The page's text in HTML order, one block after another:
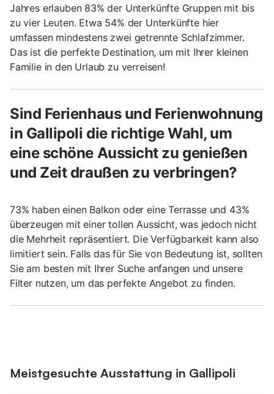
Jahres erlauben 83% der Unterkünfte Gruppen mit bis
zu vier Leuten. Etwa 54% der Unterkünfte hier
umfassen mindestens zwei getrennte Schlafzimmer.
Das ist die perfekte Destination, um mit Ihrer kleinen
Familie in den Urlaub zu verreisen!
Sind Ferienhaus und Ferienwohnung
in Gallipoli die richtige Wahl, um
eine schöne Aussicht zu genießen
und Zeit draußen zu verbringen?
73% haben einen Balkon oder eine Terrasse und 43%
überzeugen mit einer tollen Aussicht, was jedoch nicht
die Mehrheit repräsentiert. Die Verfügbarkeit kann also
limitiert sein. Falls das für Sie von Bedeutung ist, sollten
Sie am besten mit Ihrer Suche anfangen und unsere
Filter nutzen, um das perfekte Angebot zu finden.
Meistgesuchte Ausstattung in Gallipoli